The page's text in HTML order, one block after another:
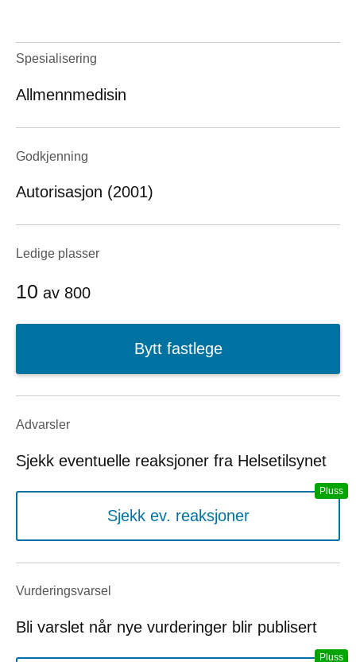
Spesialisering
Allmennmedisin
Godkjenning
Autorisasjon (2001)
Ledige plasser
10 av 800
Bytt fastlege
Advarsler
Sjekk eventuelle reaksjoner fra Helsetilsynet
Sjekk ev. reaksjoner
Vurderings­varsel
Bli varslet når nye vurderinger blir publisert